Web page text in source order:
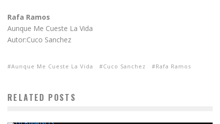
Rafa Ramos
Aunque Me Cueste La Vida
Autor:Cuco Sanchez
Aunque Me Cueste La Vida Cuco Sanchez Rafa Ramos
RELATED POSTS